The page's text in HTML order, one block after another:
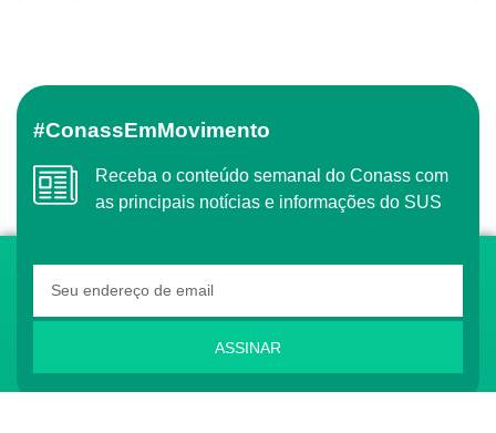
#ConassEmMovimento
Receba o conteúdo semanal do Conass com
as principais notícias e informações do SUS
ASSINAR